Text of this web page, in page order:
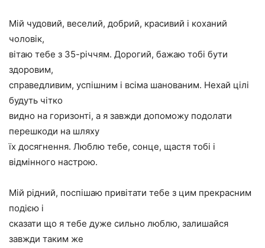
Мій чудовий, веселий, добрий, красивий і коханий
чоловік,
вітаю тебе з 35-річчям. Дорогий, бажаю тобі бути
здоровим,
справедливим, успішним і всіма шанованим. Нехай цілі
будуть чітко
видно на горизонті, а я завжди допоможу подолати
перешкоди на шляху
їх досягнення. Люблю тебе, сонце, щастя тобі і
відмінного настрою.
Мій рідний, поспішаю привітати тебе з цим прекрасним
подією і
сказати що я тебе дуже сильно люблю, залишайся
завжди таким же